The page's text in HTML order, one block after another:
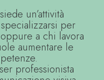
un’attività
per
a chi lavora
aumentare le
professionista